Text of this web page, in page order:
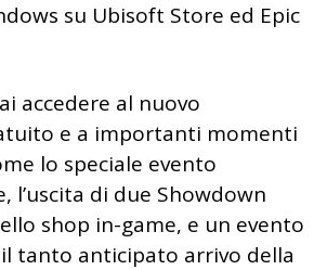
su Ubisoft Store ed Epic
accedere al nuovo
e a importanti momenti
lo speciale evento
l’uscita di due Showdown
shop in-game, e un evento
tanto anticipato arrivo della